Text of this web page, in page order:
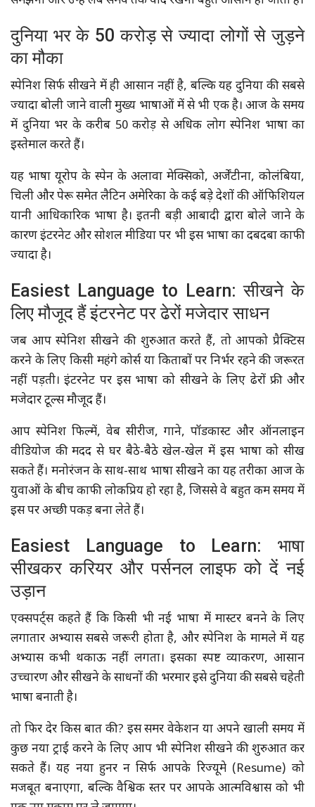
दुनिया भर के 50 करोड़ से ज्यादा लोगों से जुड़ने
का मौका
स्पेनिश सिर्फ सीखने में ही आसान नहीं है, बल्कि यह दुनिया की सबसे
ज्यादा बोली जाने वाली मुख्य भाषाओं में से भी एक है। आज के समय
में दुनिया भर के करीब 50 करोड़ से अधिक लोग स्पेनिश भाषा का
इस्तेमाल करते हैं।
यह भाषा यूरोप के स्पेन के अलावा मेक्सिको, अर्जेंटीना, कोलंबिया,
चिली और पेरू समेत लैटिन अमेरिका के कई बड़े देशों की ऑफिशियल
यानी आधिकारिक भाषा है। इतनी बड़ी आबादी द्वारा बोले जाने के
कारण इंटरनेट और सोशल मीडिया पर भी इस भाषा का दबदबा काफी
ज्यादा है।
Easiest Language to Learn: सीखने के
लिए मौजूद हैं इंटरनेट पर ढेरों मजेदार साधन
जब आप स्पेनिश सीखने की शुरुआत करते हैं, तो आपको प्रैक्टिस
करने के लिए किसी महंगे कोर्स या किताबों पर निर्भर रहने की जरूरत
नहीं पड़ती। इंटरनेट पर इस भाषा को सीखने के लिए ढेरों फ्री और
मजेदार टूल्स मौजूद हैं।
आप स्पेनिश फिल्में, वेब सीरीज, गाने, पॉडकास्ट और ऑनलाइन
वीडियोज की मदद से घर बैठे-बैठे खेल-खेल में इस भाषा को सीख
सकते हैं। मनोरंजन के साथ-साथ भाषा सीखने का यह तरीका आज के
युवाओं के बीच काफी लोकप्रिय हो रहा है, जिससे वे बहुत कम समय में
इस पर अच्छी पकड़ बना लेते हैं।
Easiest Language to Learn: भाषा
सीखकर करियर और पर्सनल लाइफ को दें नई
उड़ान
एक्सपर्ट्स कहते हैं कि किसी भी नई भाषा में मास्टर बनने के लिए
लगातार अभ्यास सबसे जरूरी होता है, और स्पेनिश के मामले में यह
अभ्यास कभी थकाऊ नहीं लगता। इसका स्पष्ट व्याकरण, आसान
उच्चारण और सीखने के साधनों की भरमार इसे दुनिया की सबसे चहेती
भाषा बनाती है।
तो फिर देर किस बात की? इस समर वेकेशन या अपने खाली समय में
कुछ नया ट्राई करने के लिए आप भी स्पेनिश सीखने की शुरुआत कर
सकते हैं। यह नया हुनर न सिर्फ आपके रिज्यूमे (Resume) को
मजबूत बनाएगा, बल्कि वैश्विक स्तर पर आपके आत्मविश्वास को भी